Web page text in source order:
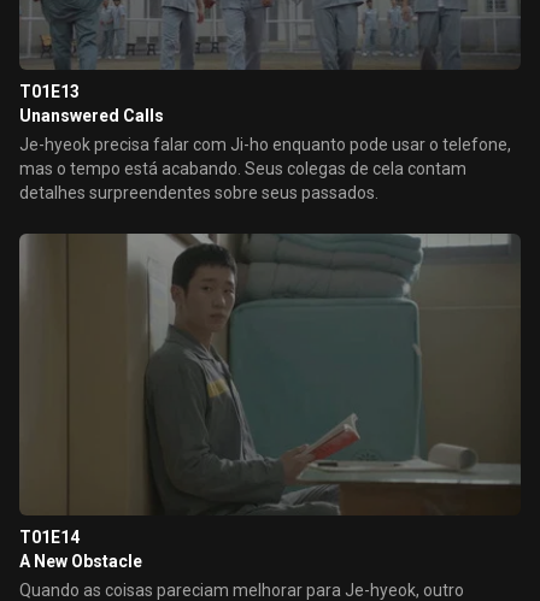
T01E13
Unanswered Calls
Je-hyeok precisa falar com Ji-ho enquanto pode usar o telefone,
mas o tempo está acabando. Seus colegas de cela contam
detalhes surpreendentes sobre seus passados.
T01E14
A New Obstacle
Quando as coisas pareciam melhorar para Je-hyeok, outro